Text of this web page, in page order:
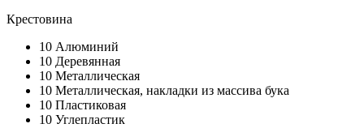
Крестовина
10 Алюминий
10 Деревянная
10 Металлическая
10 Металлическая, накладки из массива бука
10 Пластиковая
10 Углепластик